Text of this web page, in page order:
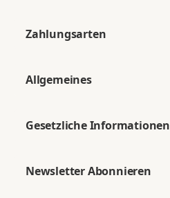
Zahlungsarten
Allgemeines
Gesetzliche Informationen
Newsletter Abonnieren